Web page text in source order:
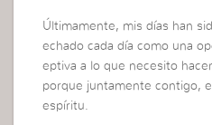
Últimamente, mis días han
echado cada día como una
eptiva a lo que necesito
porque juntamente contigo,
espíritu.